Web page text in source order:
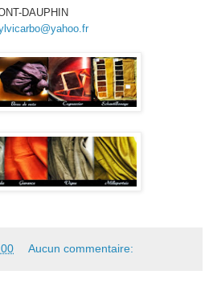
DAUPHIN
Aucun commentaire: